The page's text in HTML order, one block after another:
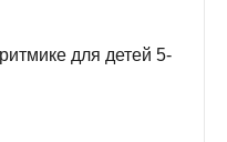
для детей 5-